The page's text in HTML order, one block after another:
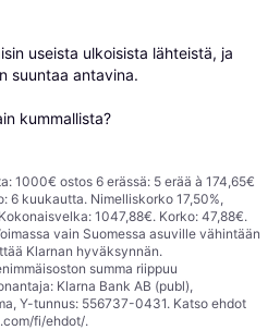
useista ulkoisista lähteistä, ja
suuntaa antavina.
kummallista?
1000€ ostos 6 erässä: 5 erää à 174,65€
6 kuukautta. Nimelliskorko 17,50%,
1047,88€. Korko: 47,88€.
vain Suomessa asuville vähintään
Klarnan hyväksynnän.
summa riippuu
Klarna Bank AB (publ),
Y-tunnus: 556737-0431. Katso ehdot
fi/ehdot/.